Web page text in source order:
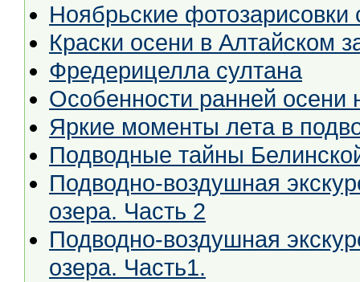
Ноябрьские фотозарисовки
Краски осени в Алтайском
Фредерицелла султана
Особенности ранней осени
Яркие моменты лета в
Подводные тайны
Подводно-воздушная
озера. Часть 2
Подводно-воздушная
озера. Часть1.